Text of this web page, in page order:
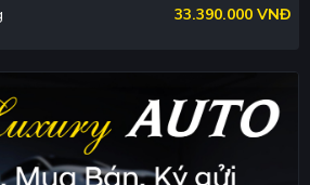
33.390.000 VNĐ